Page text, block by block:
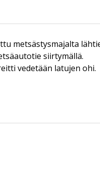
metsästysmajalta
siirtymällä.
vedetään latujen ohi.